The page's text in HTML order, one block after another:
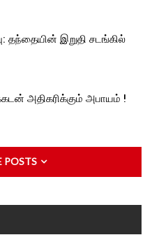
தந்தையின் இறுதி சடங்கில்
அதிகரிக்கும் அபாயம் !
POSTS